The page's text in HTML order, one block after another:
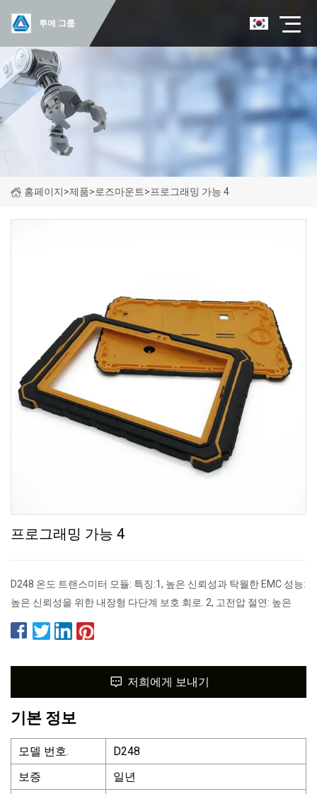
루에 그룹
홈페이지>제품>로즈마운트>프로그래밍 가능 4
프로그래밍 가능 4
D248 온도 트랜스미터 모듈: 특징:1, 높은 신뢰성과 탁월한 EMC 성능:
높은 신뢰성을 위한 내장형 다단계 보호 회로. 2, 고전압 절연: 높은
저희에게 보내기
기본 정보
모델 번호.
D248
보증
일년